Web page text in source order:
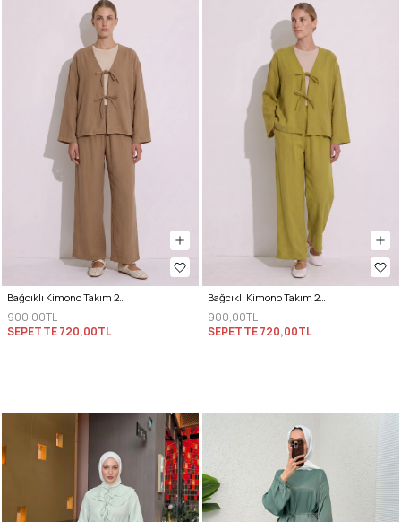
Bağcıklı Kimono Takım 26610 - BİSKÜVİ
900,00TL
SEPETTE720,00TL
Bağcıklı Kimono Takım 26610 - YAĞ YEŞİLİ
900,00TL
SEPETTE720,00TL